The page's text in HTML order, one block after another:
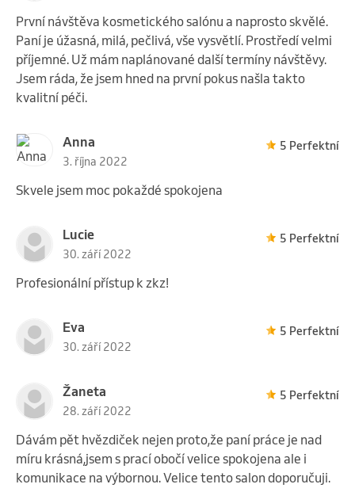
První návštěva kosmetického salónu a naprosto skvělé.
Paní je úžasná, milá, pečlivá, vše vysvětlí. Prostředí velmi
příjemné. Už mám naplánované další termíny návštěvy.
Jsem ráda, že jsem hned na první pokus našla takto
kvalitní péči.
Anna
3. října 2022
5 Perfektní
Skvele jsem moc pokaždé spokojena
Lucie
30. září 2022
5 Perfektní
Profesionální přístup k zkz!
Eva
30. září 2022
5 Perfektní
Žaneta
28. září 2022
5 Perfektní
Dávám pět hvězdiček nejen proto,že paní práce je nad
míru krásná,jsem s prací obočí velice spokojena ale i
komunikace na výbornou. Velice tento salon doporučuji.